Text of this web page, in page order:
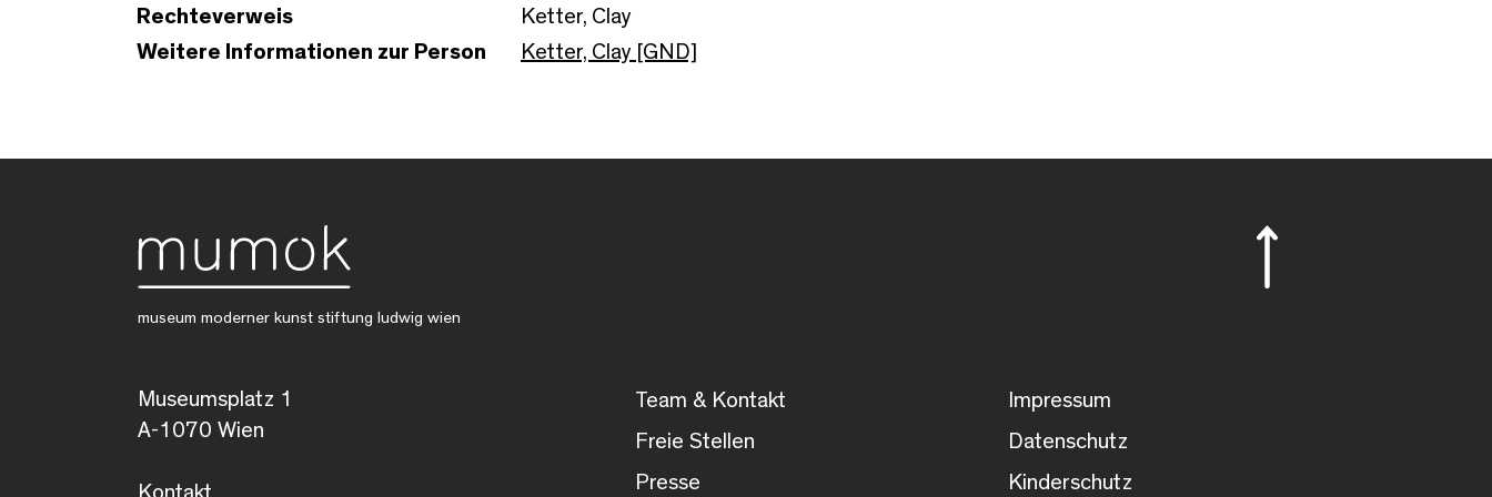
Rechteverweis
Ketter, Clay
Weitere Informationen zur Person
Ketter, Clay [GND]
museum moderner kunst stiftung ludwig wien
Museumsplatz 1
A-1070 Wien
Kontakt
Team & Kontakt
Freie Stellen
Presse
Impressum
Datenschutz
Kinderschutz